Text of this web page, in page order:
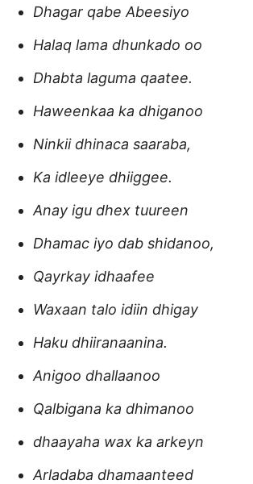
Dhagar qabe Abeesiyo
Halaq lama dhunkado oo
Dhabta laguma qaatee.
Haweenkaa ka dhiganoo
Ninkii dhinaca saaraba,
Ka idleeye dhiiggee.
Anay igu dhex tuureen
Dhamac iyo dab shidanoo,
Qayrkay idhaafee
Waxaan talo idiin dhigay
Haku dhiiranaanina.
Anigoo dhallaanoo
Qalbigana ka dhimanoo
dhaayaha wax ka arkeyn
Arladaba dhamaanteed